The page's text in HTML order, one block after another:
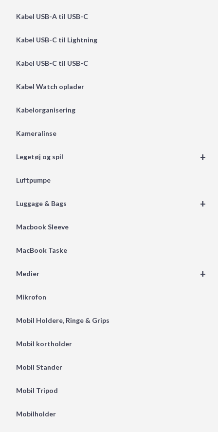
Kabel USB-A til USB-C
Kabel USB-C til Lightning
Kabel USB-C til USB-C
Kabel Watch oplader
Kabelorganisering
Kameralinse
+
Legetøj og spil
Luftpumpe
+
Luggage & Bags
Macbook Sleeve
MacBook Taske
+
Medier
Mikrofon
Mobil Holdere, Ringe & Grips
Mobil kortholder
Mobil Stander
Mobil Tripod
Mobilholder